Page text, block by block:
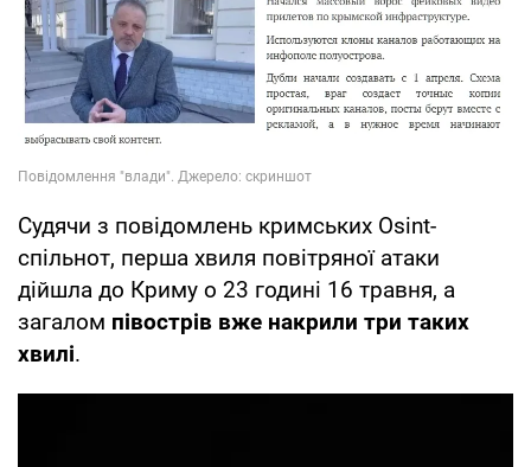
Судячи з повідомлень кримських Osint-
спільнот, перша хвиля повітряної атаки
дійшла до Криму о 23 годині 16 травня, а
загалом півострів вже накрили три таких
хвилі.